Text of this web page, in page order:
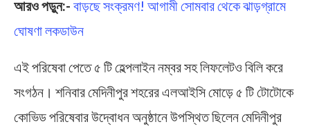
আরও পড়ুন:- বাড়ছে সংক্রমণ! আগামী সোমবার থেকে ঝাড়গ্রামে
ঘোষণা লকডাউন
এই পরিষেবা পেতে ৫ টি হেল্পলাইন নম্বর সহ লিফলেটও বিলি করে
সংগঠন। শনিবার মেদিনীপুর শহরের এলআইসি মোড়ে ৫ টি টোটোকে
কোভিড পরিষেবার উদ্বোধন অনুষ্ঠানে উপস্থিত ছিলেন মেদিনীপুর